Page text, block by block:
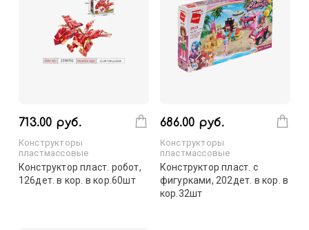
713.00 руб.
Конструкторы
пластмассовые
Конструктор пласт. робот,
126дет. в кор. в кор.60шт
686.00 руб.
Конструкторы
пластмассовые
Конструктор пласт. с
фигурками, 202дет. в кор. в
кор.32шт